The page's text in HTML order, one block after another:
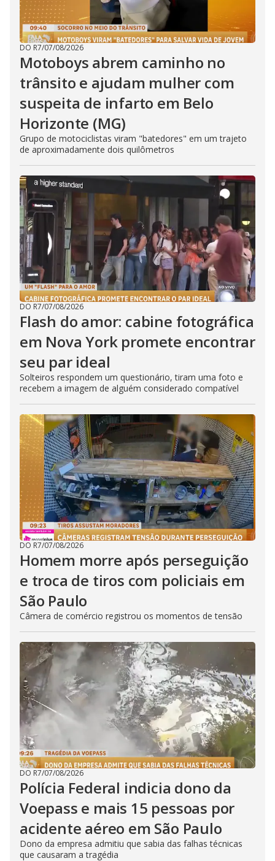
DO R7/07/08/2026
Motoboys abrem caminho no
trânsito e ajudam mulher com
suspeita de infarto em Belo
Horizonte (MG)
Grupo de motociclistas viram "batedores" em um trajeto
de aproximadamente dois quilômetros
DO R7/07/08/2026
Flash do amor: cabine fotográfica
em Nova York promete encontrar
seu par ideal
Solteiros respondem um questionário, tiram uma foto e
recebem a imagem de alguém considerado compatível
DO R7/07/08/2026
Homem morre após perseguição
e troca de tiros com policiais em
São Paulo
Câmera de comércio registrou os momentos de tensão
DO R7/07/08/2026
Polícia Federal indicia dono da
Voepass e mais 15 pessoas por
acidente aéreo em São Paulo
Dono da empresa admitiu que sabia das falhas técnicas
que causaram a tragédia